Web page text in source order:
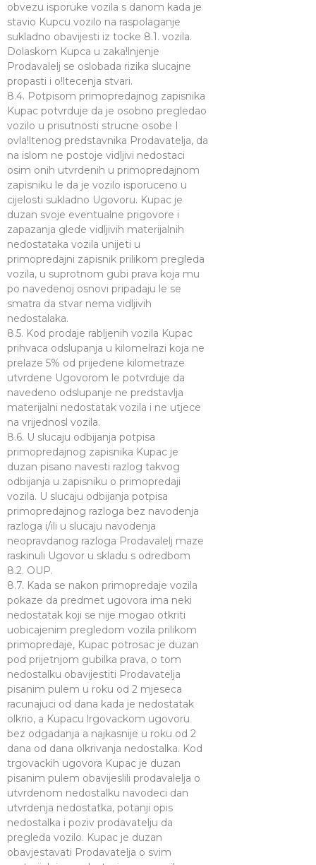
obvezu isporuke vozila s danom kada je
stavio Kupcu vozilo na raspolaganje
sukladno obavijesti iz tocke 8.1. vozila.
Dolaskom Kupca u zaka!lnjenje
Prodavalelj se oslobada rizika slucajne
propasti i o!ltecenja stvari.
8.4. Potpisom primopredajnog zapisnika
Kupac potvrduje da je osobno pregledao
vozilo u prisutnosti strucne osobe I
ovla!ltenog predstavnika Prodavatelja, da
na islom ne postoje vidljivi nedostaci
osim onih utvrdenih u primopredajnom
zapisniku le da je vozilo isporuceno u
cijelosti sukladno Ugovoru. Kupac je
duzan svoje eventualne prigovore i
zapazanja glede vidljivih materijalnih
nedostataka vozila unijeti u
primopredajni zapisnik prilikom pregleda
vozila, u suprotnom gubi prava koja mu
po navedenoj osnovi pripadaju le se
smatra da stvar nema vidljivih
nedostalaka.
8.5. Kod prodaje rabljenih vozila Kupac
prihvaca odslupanja u kilomelrazi koja ne
prelaze 5% od prijedene kilometraze
utvrdene Ugovorom le potvrduje da
navedeno odslupanje ne predstavlja
materijalni nedostatak vozila i ne utjece
na vrijednosl vozila.
8.6. U slucaju odbijanja potpisa
primopredajnog zapisnika Kupac je
duzan pisano navesti razlog takvog
odbijanja u zapisniku o primopredaji
vozila. U slucaju odbijanja potpisa
primopredajnog razloga bez navodenja
razloga i/ili u slucaju navodenja
neopravdanog razloga Prodavalelj maze
raskinuli Ugovor u skladu s odredbom
8.2. OUP.
8.7. Kada se nakon primopredaje vozila
pokaze da predmet ugovora ima neki
nedostatak koji se nije mogao otkriti
uobicajenim pregledom vozila prilikom
primopredaje, Kupac potrosac je duzan
pod prijetnjom gubilka prava, o tom
nedostalku obavijestiti Prodavatelja
pisanim pulem u roku od 2 mjeseca
racunajuci od dana kada je nedostatak
olkrio, a Kupacu lrgovackom ugovoru
bez odgadanja a najkasnije u roku od 2
dana od dana olkrivanja nedostalka. Kod
trgovackih ugovora Kupac je duzan
pisanim pulem obavijeslili prodavalelja o
utvrdenom nedostalku navodeci dan
utvrdenja nedostatka, potanji opis
nedostalka i poziv prodavatelju da
pregleda vozilo. Kupac je duzan
obavjestavati Prodavatelja o svim